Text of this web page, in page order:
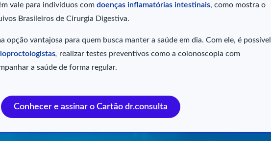
vale para indivíduos com doenças inflamatórias intestinais, como mostra o
Brasileiros de Cirurgia Digestiva.
opção vantajosa para quem busca manter a saúde em dia. Com ele, é possível
, realizar testes preventivos como a colonoscopia com
a saúde de forma regular.
Conhecer e assinar o Cartão dr.consulta